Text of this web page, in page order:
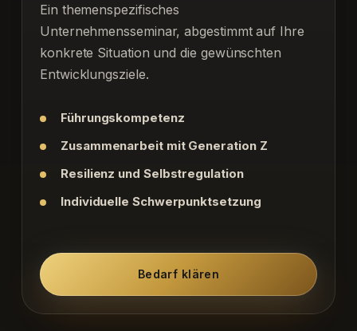
Ein themenspezifisches
Unternehmensseminar, abgestimmt auf Ihre
konkrete Situation und die gewünschten
Entwicklungsziele.
Führungskompetenz
Zusammenarbeit mit Generation Z
Resilienz und Selbstregulation
Individuelle Schwerpunktsetzung
Bedarf klären